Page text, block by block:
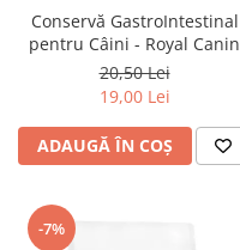
Conservă GastroIntestinal
pentru Câini - Royal Canin
20,50 Lei
19,00 Lei
ADAUGĂ ÎN COȘ
-7%